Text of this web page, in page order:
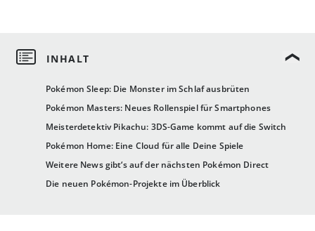
Pokémon Sleep: Die Monster im Schlaf ausbrüten
Pokémon Masters: Neues Rollenspiel für Smartphones
Meisterdetektiv Pikachu: 3DS-Game kommt auf die Switch
Pokémon Home: Eine Cloud für alle Deine Spiele
Weitere News gibt‘s auf der nächsten Pokémon Direct
Die neuen Pokémon-Projekte im Überblick